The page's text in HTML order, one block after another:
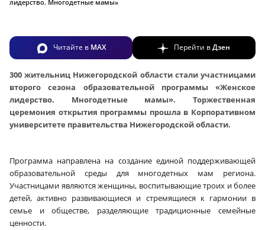
лидерство. Многодетные мамы»
Читайте в MAX Перейти вДзен
300 жительниц Нижегородской области стали участницами
второго сезона образовательной программы «Женское
лидерство. Многодетные мамы». Торжественная
церемония открытия программы прошла в Корпоративном
университете правительства Нижегородской области.
Программа направлена на создание единой поддерживающей
образовательной среды для многодетных мам региона.
Участницами являются женщины, воспитывающие троих и более
детей, активно развивающиеся и стремящиеся к гармонии в
семье и обществе, разделяющие традиционные семейные
ценности.